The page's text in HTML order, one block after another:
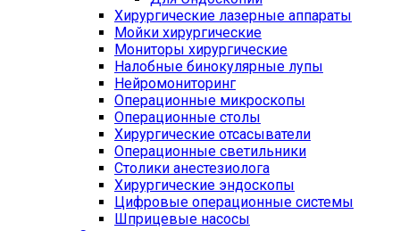
Хирургические лазерные аппараты
Мойки хирургические
Мониторы хирургические
Налобные бинокулярные лупы
Нейромониторинг
Операционные микроскопы
Операционные столы
Хирургические отсасыватели
Операционные светильники
Столики анестезиолога
Хирургические эндоскопы
Цифровые операционные системы
Шприцевые насосы